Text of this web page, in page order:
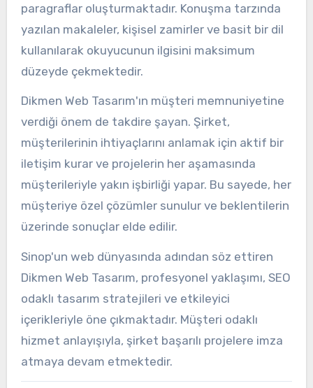
paragraflar oluşturmaktadır. Konuşma tarzında
yazılan makaleler, kişisel zamirler ve basit bir dil
kullanılarak okuyucunun ilgisini maksimum
düzeyde çekmektedir.
Dikmen Web Tasarım'ın müşteri memnuniyetine
verdiği önem de takdire şayan. Şirket,
müşterilerinin ihtiyaçlarını anlamak için aktif bir
iletişim kurar ve projelerin her aşamasında
müşterileriyle yakın işbirliği yapar. Bu sayede, her
müşteriye özel çözümler sunulur ve beklentilerin
üzerinde sonuçlar elde edilir.
Sinop'un web dünyasında adından söz ettiren
Dikmen Web Tasarım, profesyonel yaklaşımı, SEO
odaklı tasarım stratejileri ve etkileyici
içerikleriyle öne çıkmaktadır. Müşteri odaklı
hizmet anlayışıyla, şirket başarılı projelere imza
atmaya devam etmektedir.